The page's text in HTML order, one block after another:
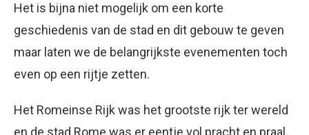
Het is bijna niet mogelijk om een korte
geschiedenis van de stad en dit gebouw te geven
maar laten we de belangrijkste evenementen toch
even op een rijtje zetten.
Het Romeinse Rijk was het grootste rijk ter wereld
en de stad Rome was er eentje vol pracht en praal.